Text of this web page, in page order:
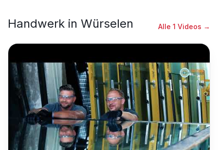
Handwerk in Würselen Alle 1 Videos →